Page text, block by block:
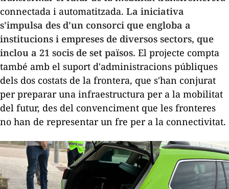
connectada i automatitzada. La iniciativa
s'impulsa des d'un consorci que engloba a
institucions i empreses de diversos sectors, que
inclou a 21 socis de set països. El projecte compta
també amb el suport d'administracions públiques
dels dos costats de la frontera, que s'han conjurat
per preparar una infraestructura per a la mobilitat
del futur, des del convenciment que les fronteres
no han de representar un fre per a la connectivitat.